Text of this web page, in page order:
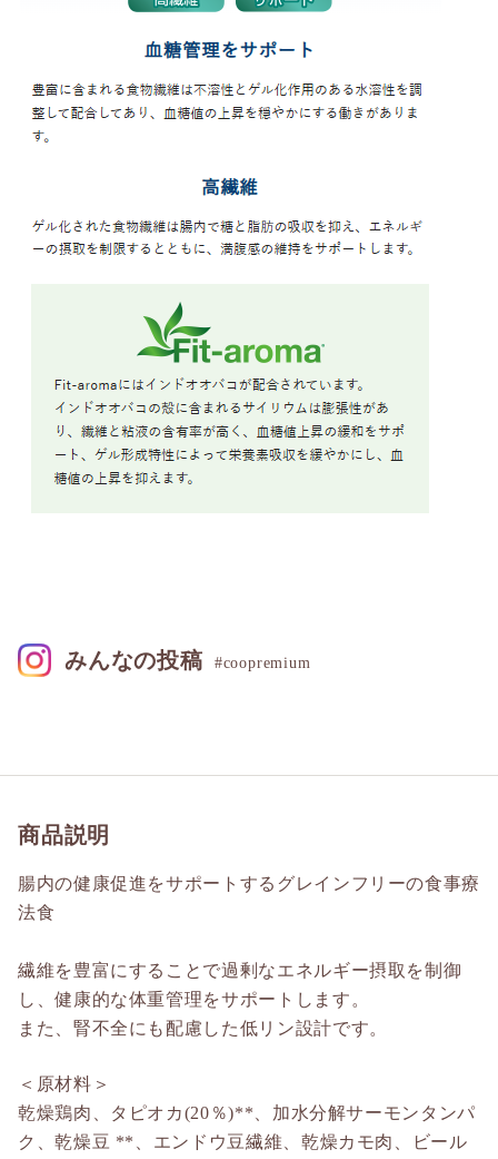
商品説明
腸内の健康促進をサポートするグレインフリーの食事療
法食
繊維を豊富にすることで過剰なエネルギー摂取を制御
し、健康的な体重管理をサポートします。
また、腎不全にも配慮した低リン設計です。
＜原材料＞
乾燥鶏肉、タピオカ(20％)**、加水分解サーモンタンパ
ク、乾燥豆 **、エンドウ豆繊維、乾燥カモ肉、ビール
みんなの投稿 #coopremium